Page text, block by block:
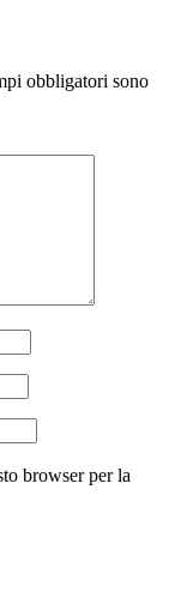
obbligatori sono
browser per la